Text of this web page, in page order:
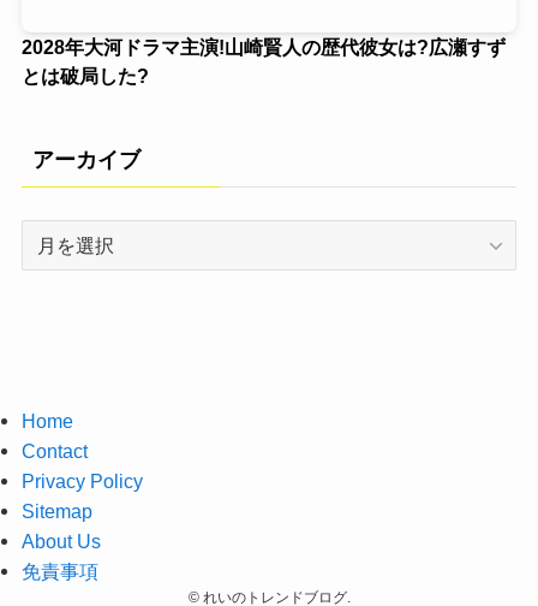
2028年大河ドラマ主演!山崎賢人の歴代彼女は?広瀬すず
とは破局した?
アーカイブ
Home
Contact
Privacy Policy
Sitemap
About Us
免責事項
©れいのトレンドブログ.